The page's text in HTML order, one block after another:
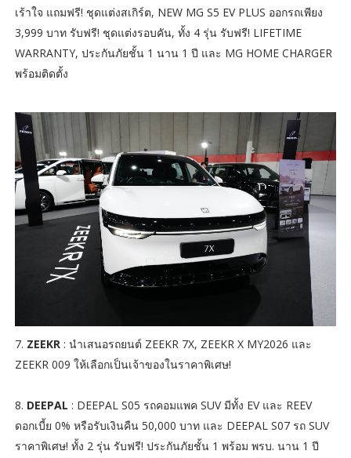
เร้าใจ แถมฟรี! ชุดแต่งสเกิร์ต, NEW MG S5 EV PLUS ออกรถเพียง
3,999 บาท รับฟรี! ชุดแต่งรอบคัน, ทั้ง 4 รุ่น รับฟรี! LIFETIME
WARRANTY, ประกันภัยชั้น 1 นาน 1 ปี และ MG HOME CHARGER
พร้อมติดตั้ง
7. ZEEKR: นำเสนอรถยนต์ ZEEKR 7X, ZEEKR X MY2026 และ
ZEEKR 009 ให้เลือกเป็นเจ้าของในราคาพิเศษ!
8. DEEPAL : DEEPAL S05 รถคอมแพค SUV มีทั้ง EV และ REEV
ดอกเบี้ย 0% หรือรับเงินคืน 50,000 บาท และ DEEPAL S07 รถ SUV
ราคาพิเศษ! ทั้ง 2 รุ่น รับฟรี! ประกันภัยชั้น 1 พร้อม พรบ. นาน 1 ปี